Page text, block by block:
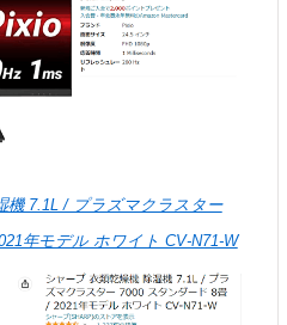
機 7.1L / プラズマクラスター
年モデル ホワイト CV-N71-W